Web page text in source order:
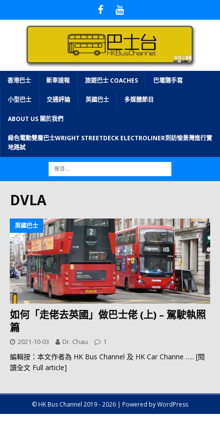
香港巴士 新車速報 旅遊巴士 COACHES 巴壇隨手寫
小型巴士 交通評論 英國巴士 多媒體節目
ABOUT US 關於我們
綠色電動雙層巴士WRIGHT STREETDECK ELECTROLINER到訪愉景灣進行實
地路試
DVLA
英國巴士
如何「走佬去英國」做巴士佬 (上) – 駕駛執照
篇
2021-10-03 Dr. Chau 1
編輯按：本文作者為 HK Bus Channel 及 HK Car Channe ….. [閱
讀全文 Full article]
© HK Bus Channel 2019 - 2026 | Powered by WordPress